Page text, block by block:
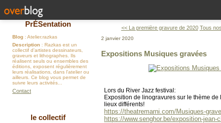
PrÉSentation
Blog : Atelier.razkas
Description : Razkas est un
collectif d'artistes dessinateurs,
graveurs et lithographes. Ils
réalisent seuls ou ensembles des
éditions, exposent régulièrement
leurs réalisations, dans l'atelier ou
ailleurs. Ce blog vous permet de
suivre leurs activités...
Contact
le collectif
<< La première gravure de 2020 Tous
2 janvier 2020
Expositions Musiques gravées
Lors du River Jazz festival:
Exposition de linogravures sur le thème de
lieux différents!
https://theatremarni.com/Musiques-
https://www.senghor.be/exposition-jean-